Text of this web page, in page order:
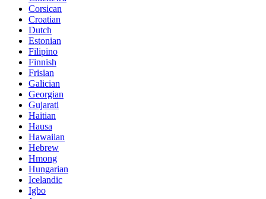
Corsican
Croatian
Dutch
Estonian
Filipino
Finnish
Frisian
Galician
Georgian
Gujarati
Haitian
Hausa
Hawaiian
Hebrew
Hmong
Hungarian
Icelandic
Igbo